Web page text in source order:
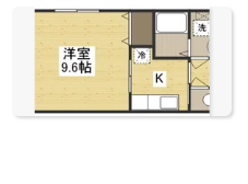
に入
り登
録